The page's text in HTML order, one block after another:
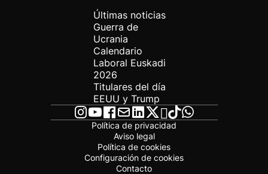
Últimas noticias
Guerra de
Ucrania
Calendario
Laboral Euskadi
2026
Titulares del día
EEUU y Trump
Política de privacidad
Aviso legal
Política de cookies
Configuración de cookies
Contacto